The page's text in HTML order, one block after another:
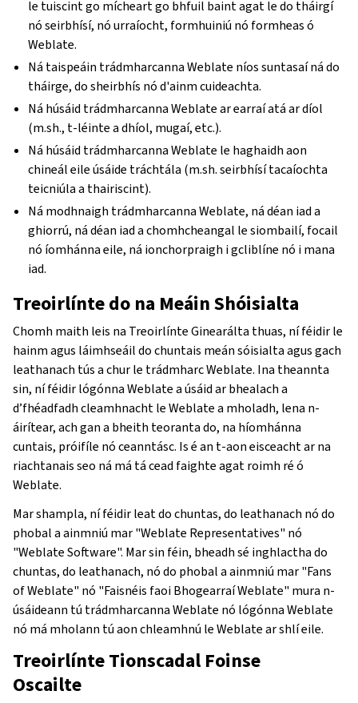
le tuiscint go mícheart go bhfuil baint agat le do tháirgí
nó seirbhísí, nó urraíocht, formhuiniú nó formheas ó
Weblate.
Ná taispeáin trádmharcanna Weblate níos suntasaí ná do
tháirge, do sheirbhís nó d'ainm cuideachta.
Ná húsáid trádmharcanna Weblate ar earraí atá ar díol
(m.sh., t-léinte a dhíol, mugaí, etc.).
Ná húsáid trádmharcanna Weblate le haghaidh aon
chineál eile úsáide tráchtála (m.sh. seirbhísí tacaíochta
teicniúla a thairiscint).
Ná modhnaigh trádmharcanna Weblate, ná déan iad a
ghiorrú, ná déan iad a chomhcheangal le siombailí, focail
nó íomhánna eile, ná ionchorpraigh i gcliblíne nó i mana
iad.
Treoirlínte do na Meáin Shóisialta
Chomh maith leis na Treoirlínte Ginearálta thuas, ní féidir le
hainm agus láimhseáil do chuntais meán sóisialta agus gach
leathanach tús a chur le trádmharc Weblate. Ina theannta
sin, ní féidir lógónna Weblate a úsáid ar bhealach a
d’fhéadfadh cleamhnacht le Weblate a mholadh, lena n-
áirítear, ach gan a bheith teoranta do, na híomhánna
cuntais, próifíle nó ceanntásc. Is é an t-aon eisceacht ar na
riachtanais seo ná má tá cead faighte agat roimh ré ó
Weblate.
Mar shampla, ní féidir leat do chuntas, do leathanach nó do
phobal a ainmniú mar "Weblate Representatives" nó
"Weblate Software". Mar sin féin, bheadh sé inghlactha do
chuntas, do leathanach, nó do phobal a ainmniú mar "Fans
of Weblate" nó "Faisnéis faoi Bhogearraí Weblate" mura n-
úsáideann tú trádmharcanna Weblate nó lógónna Weblate
nó má mholann tú aon chleamhnú le Weblate ar shlí eile.
Treoirlínte Tionscadal Foinse
Oscailte